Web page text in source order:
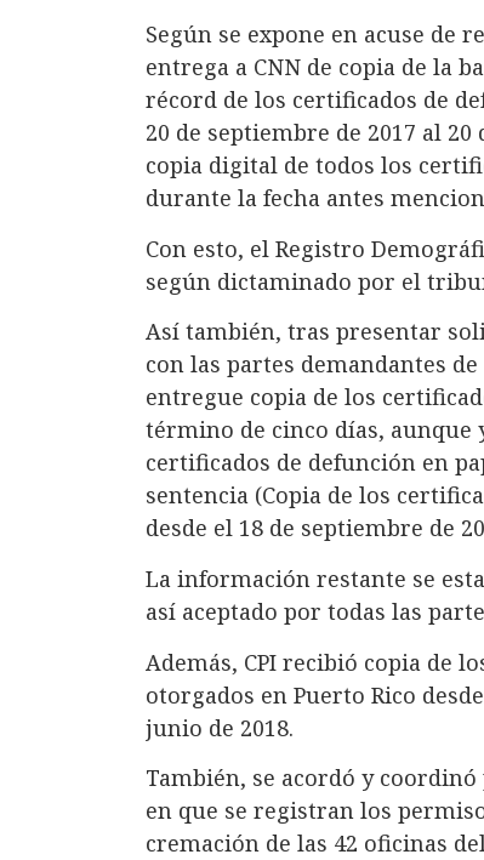
Según se expone en acuse de
entrega a CNN de copia de la
récord de los certificados de
20 de septiembre de 2017 al
copia digital de todos los
durante la fecha antes
Con esto, el Registro
según dictaminado por el
Así también, tras presentar
con las partes demandantes
entregue copia de los
término de cinco días, aunque
certificados de defunción en
sentencia (Copia de los
desde el 18 de septiembre de
La información restante se
así aceptado por todas las
Además, CPI recibió copia de
otorgados en Puerto Rico
junio de 2018.
También, se acordó y
en que se registran los
cremación de las 42 oficinas